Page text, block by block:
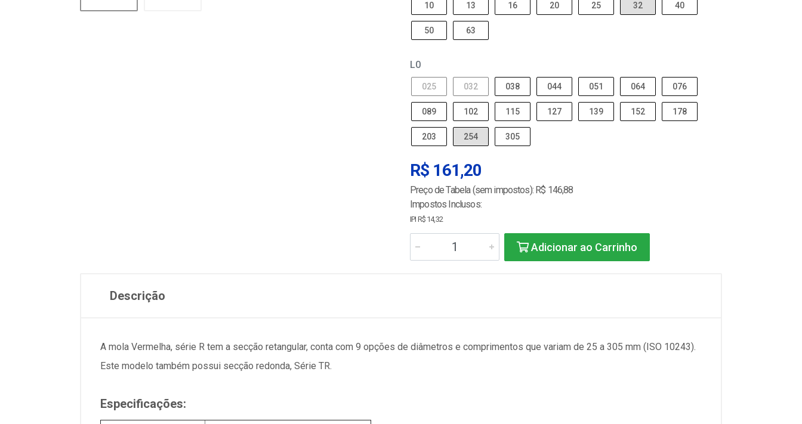
10 13 16 20 25 32 40
50 63
L0
025 032 038 044 051 064 076
089 102 115 127 139 152 178
203 254 305
R$ 161,20
Preço de Tabela (sem impostos): R$ 146,88
Impostos Inclusos:
IPI R$ 14,32
Adicionar ao Carrinho
Descrição
A mola Vermelha, série R tem a secção retangular, conta com 9 opções de diâmetros e comprimentos que variam de 25 a 305 mm (ISO 10243).
Este modelo também possui secção redonda, Série TR.
Especificações: